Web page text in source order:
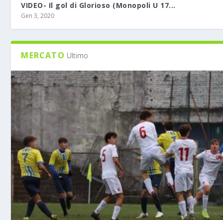
VIDEO- Il gol di Glorioso (Monopoli U 17...
Gen 3, 2020
MERCATO Ultimo